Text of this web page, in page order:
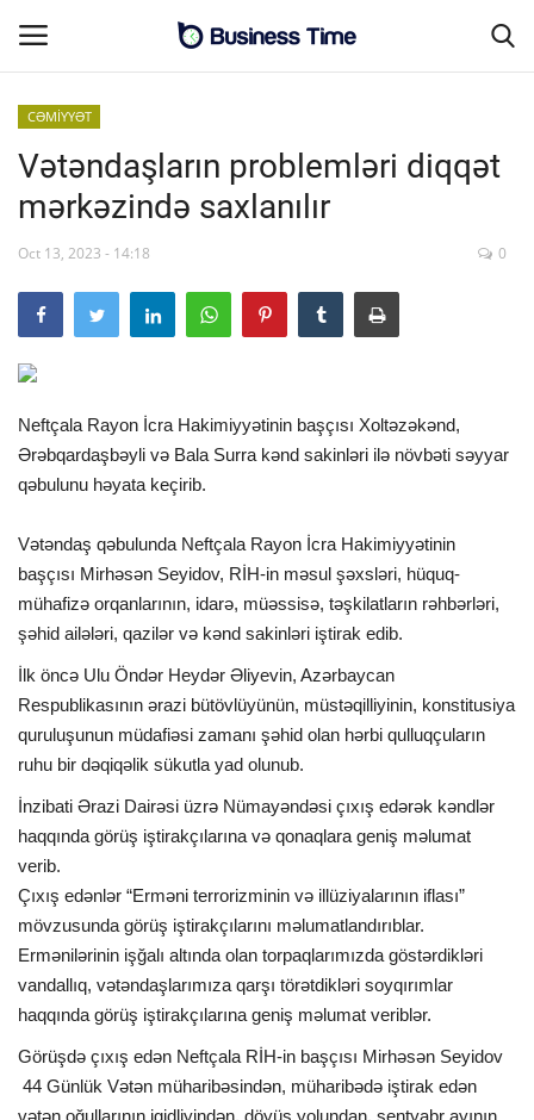
Əsas səhifə
Əlaqə
SƏNAYE-İNFRASTRUKTUR
ENERGETİKA
İDMAN
FORMULA 1
DÜNYA
ANALİTİKA
Multimedia
CƏMİYYƏT
Vətəndaşların problemləri diqqət
mərkəzində saxlanılır
Oct 13, 2023 - 14:18 0
Neftçala Rayon İcra Hakimiyyətinin başçısı Xoltəzəkənd,
Ərəbqardaşbəyli və Bala Surra kənd sakinləri ilə növbəti səyyar
qəbulunu həyata keçirib. ⠀
Vətəndaş qəbulunda Neftçala Rayon İcra Hakimiyyətinin
başçısı Mirhəsən Seyidov, RİH-in məsul şəxsləri, hüquq-
mühafizə orqanlarının, idarə, müəssisə, təşkilatların rəhbərləri,
şəhid ailələri, qazilər və kənd sakinləri iştirak edib.
İlk öncə Ulu Öndər Heydər Əliyevin, Azərbaycan
Respublikasının ərazi bütövlüyünün, müstəqilliyinin, konstitusiya
quruluşunun müdafiəsi zamanı şəhid olan hərbi qulluqçuların
ruhu bir dəqiqəlik sükutla yad olunub.
İnzibati Ərazi Dairəsi üzrə Nümayəndəsi çıxış edərək kəndlər
haqqında görüş iştirakçılarına və qonaqlara geniş məlumat
verib.
Çıxış edənlər “Erməni terrorizminin və illüziyalarının iflası”
mövzusunda görüş iştirakçılarını məlumatlandırıblar.
Ermənilərinin işğalı altında olan torpaqlarımızda göstərdikləri
vandallıq, vətəndaşlarımıza qarşı törətdikləri soyqırımlar
haqqında görüş iştirakçılarına geniş məlumat veriblər.
Görüşdə çıxış edən Neftçala RİH-in başçısı Mirhəsən Seyidov
44 Günlük Vətən müharibəsindən, müharibədə iştirak edən
vətən oğullarının igidliyindən, döyüş yolundan, sentyabr ayının